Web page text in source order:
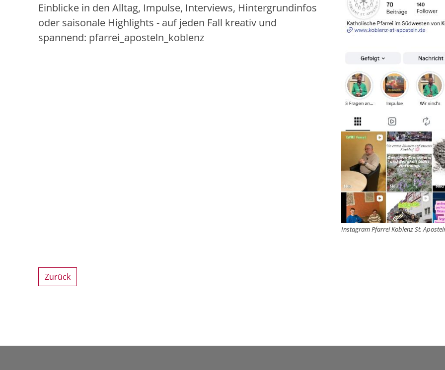
Instagram Pfarrei Koblenz St.
Einblicke in den Alltag, Impulse, Interviews, Hintergrundinfos
oder saisonale Highlights - auf jeden Fall kreativ und
spannend: pfarrei_aposteln_koblenz
Zurück